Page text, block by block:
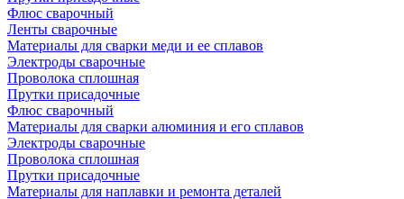
Флюс сварочный
Ленты сварочные
Материалы для сварки меди и ее сплавов
Электроды сварочные
Проволока сплошная
Прутки присадочные
Флюс сварочный
Материалы для сварки алюминия и его сплавов
Электроды сварочные
Проволока сплошная
Прутки присадочные
Материалы для наплавки и ремонта деталей